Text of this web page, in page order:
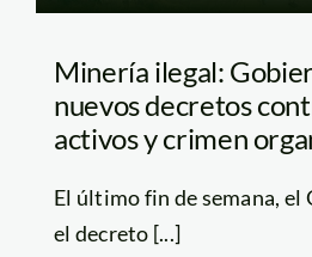
Minería ilegal:
nuevos decretos
activos y crimen
El último fin de semana,
el decreto [...]